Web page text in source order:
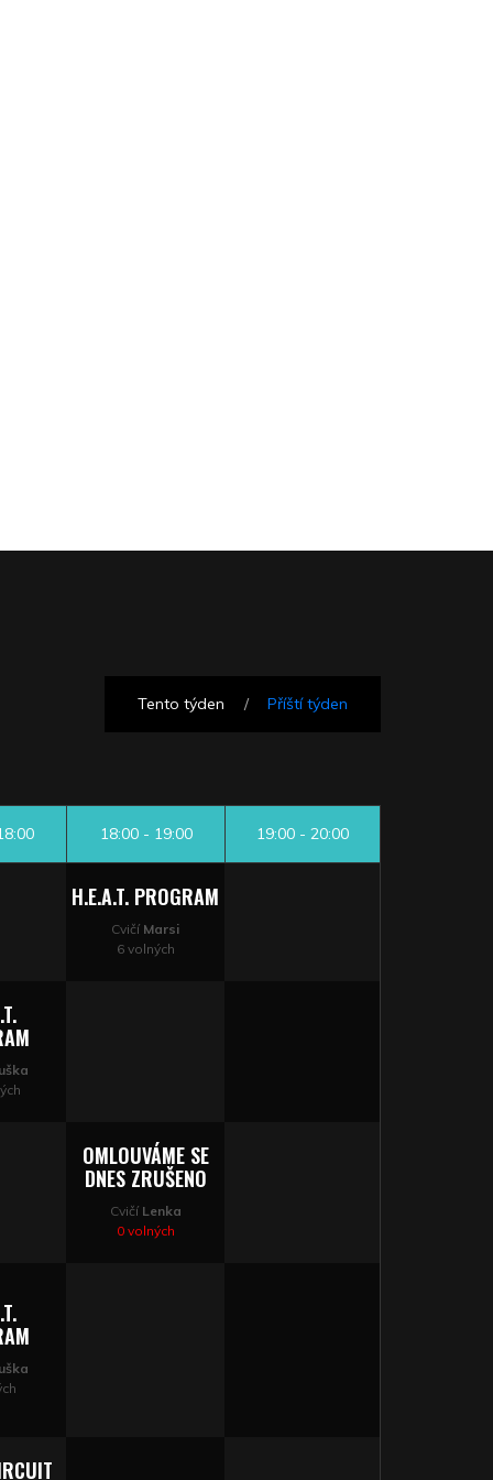
Tento týden Příští týden
18:00 - 19:00 19:00 - 20:00
H.E.A.T. PROGRAM
Cvičí Marsi
6 volných
OMLOUVÁME SE
DNES ZRUŠENO
Cvičí Lenka
0 volných